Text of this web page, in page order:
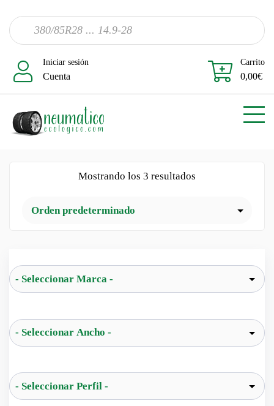
Iniciar sesión
Cuenta
Carrito
0,00€
Mostrando los 3 resultados